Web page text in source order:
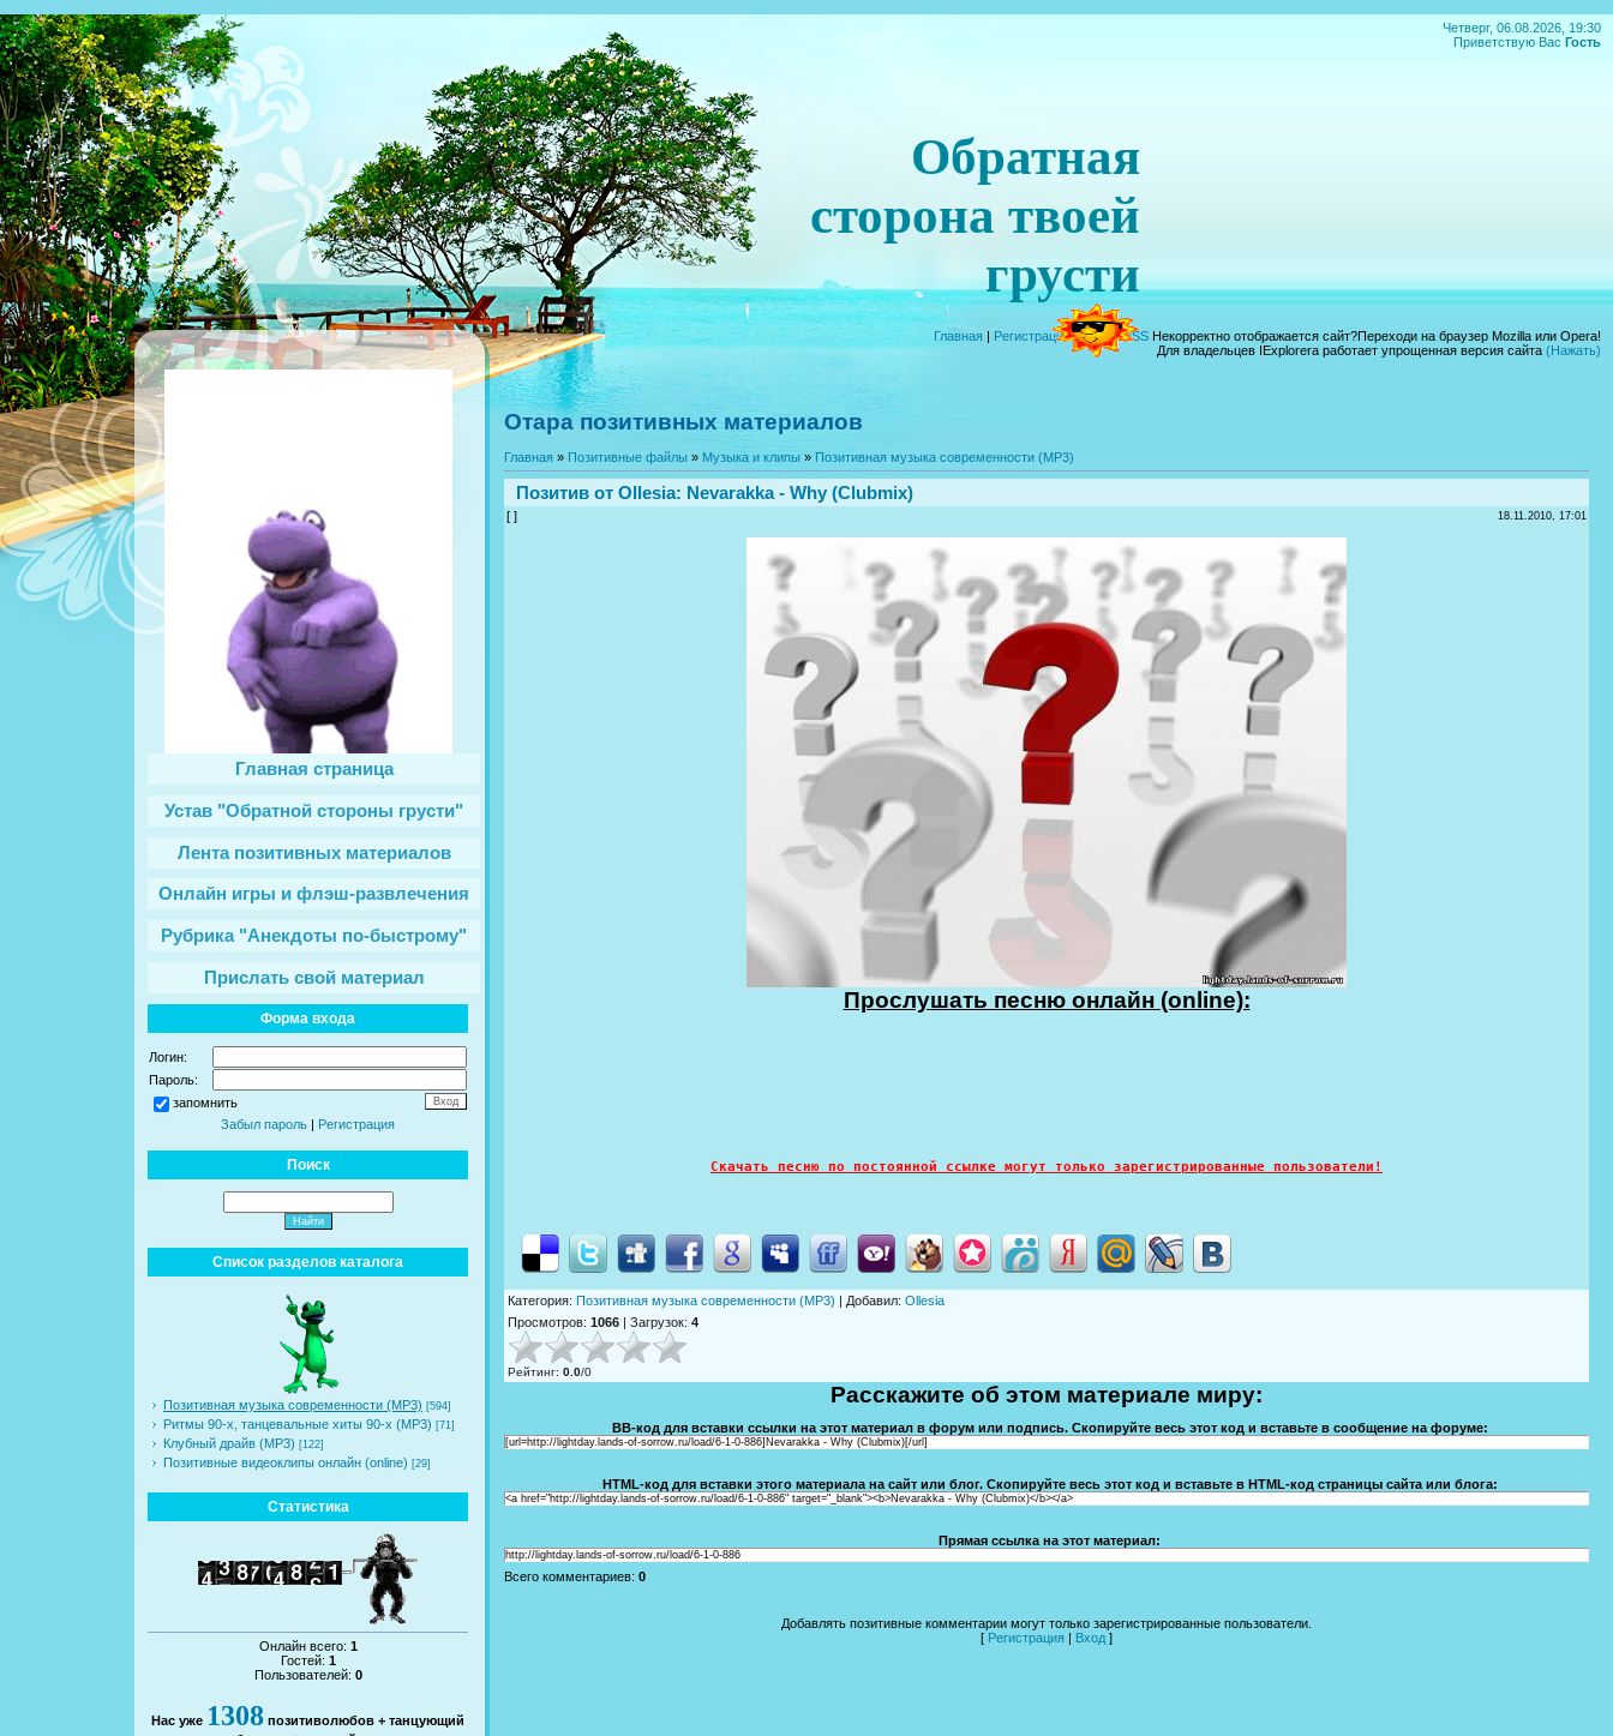
Четверг, 06.08.2026, 19:30
Приветствую Вас Гость
Обратная
сторона твоей
грусти
Главная | Регистрация|Вход|RSS Некорректно отображается сайт?Переходи на браузер Mozilla или Opera!
Для владельцев IExplorera работает упрощенная версия сайта (Нажать)
Главная страница
Устав "Обратной стороны грусти"
Лента позитивных материалов
Онлайн игры и флэш-развлечения
Рубрика "Анекдоты по-быстрому"
Прислать свой материал
Форма входа
Логин:
Пароль:
запомнить
Забыл пароль | Регистрация
Поиск
Список разделов каталога
Позитивная музыка современности (MP3) [594]
Ритмы 90-х, танцевальные хиты 90-х (MP3) [71]
Клубный драйв (MP3) [122]
Позитивные видеоклипы онлайн (online) [29]
Статистика
Онлайн всего: 1
Гостей: 1
Пользователей: 0
Нас уже 1308 позитиволюбов + танцующий
Отара позитивных материалов
Главная » Позитивные файлы » Музыка и клипы » Позитивная музыка современности (MP3)
Позитив от Ollesia: Nevarakka - Why (Clubmix)
[ ] 18.11.2010, 17:01
Прослушать песню онлайн (online):
Скачать песню по постоянной ссылке могут только зарегистрированные пользователи!
Категория: Позитивная музыка современности (MP3) | Добавил: Ollesia
Просмотров: 1066 | Загрузок: 4
Рейтинг: 0.0/0
Расскажите об этом материале миру:
BB-код для вставки ссылки на этот материал в форум или подпись. Скопируйте весь этот код и вставьте в сообщение на форуме:
[url=http://lightday.lands-of-sorrow.ru/load/6-1-0-886]Nevarakka - Why (Clubmix)[/url]
HTML-код для вставки этого материала на сайт или блог. Скопируйте весь этот код и вставьте в HTML-код страницы сайта или блога:
<a href="http://lightday.lands-of-sorrow.ru/load/6-1-0-886" target="_blank"><b>Nevarakka - Why (Clubmix)</b></a>
Прямая ссылка на этот материал:
http://lightday.lands-of-sorrow.ru/load/6-1-0-886
Всего комментариев: 0
Добавлять позитивные комментарии могут только зарегистрированные пользователи.
[ Регистрация | Вход ]